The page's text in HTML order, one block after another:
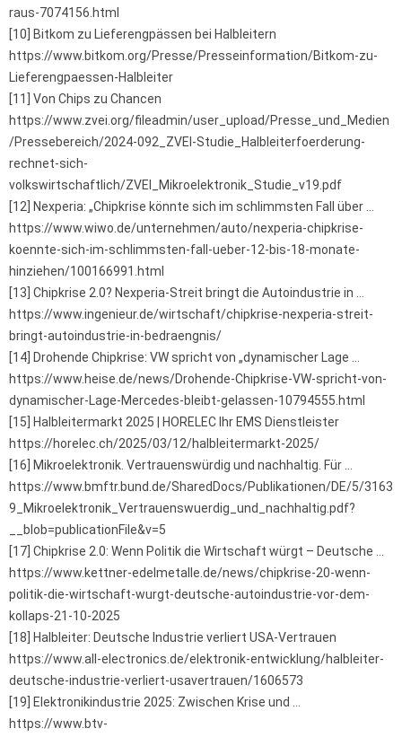
raus-7074156.html
[10] Bitkom zu Lieferengpässen bei Halbleitern
https://www.bitkom.org/Presse/Presseinformation/Bitkom-zu-
Lieferengpaessen-Halbleiter
[11] Von Chips zu Chancen
https://www.zvei.org/fileadmin/user_upload/Presse_und_Medien
/Pressebereich/2024-092_ZVEI-Studie_Halbleiterfoerderung-
rechnet-sich-
volkswirtschaftlich/ZVEI_Mikroelektronik_Studie_v19.pdf
[12] Nexperia: „Chipkrise könnte sich im schlimmsten Fall über …
https://www.wiwo.de/unternehmen/auto/nexperia-chipkrise-
koennte-sich-im-schlimmsten-fall-ueber-12-bis-18-monate-
hinziehen/100166991.html
[13] Chipkrise 2.0? Nexperia-Streit bringt die Autoindustrie in …
https://www.ingenieur.de/wirtschaft/chipkrise-nexperia-streit-
bringt-autoindustrie-in-bedraengnis/
[14] Drohende Chipkrise: VW spricht von „dynamischer Lage …
https://www.heise.de/news/Drohende-Chipkrise-VW-spricht-von-
dynamischer-Lage-Mercedes-bleibt-gelassen-10794555.html
[15] Halbleitermarkt 2025 | HORELEC Ihr EMS Dienstleister
https://horelec.ch/2025/03/12/halbleitermarkt-2025/
[16] Mikroelektronik. Vertrauenswürdig und nachhaltig. Für …
https://www.bmftr.bund.de/SharedDocs/Publikationen/DE/5/3163
9_Mikroelektronik_Vertrauenswuerdig_und_nachhaltig.pdf?
__blob=publicationFile&v=5
[17] Chipkrise 2.0: Wenn Politik die Wirtschaft würgt – Deutsche …
https://www.kettner-edelmetalle.de/news/chipkrise-20-wenn-
politik-die-wirtschaft-wurgt-deutsche-autoindustrie-vor-dem-
kollaps-21-10-2025
[18] Halbleiter: Deutsche Industrie verliert USA-Vertrauen
https://www.all-electronics.de/elektronik-entwicklung/halbleiter-
deutsche-industrie-verliert-usavertrauen/1606573
[19] Elektronikindustrie 2025: Zwischen Krise und …
https://www.btv-